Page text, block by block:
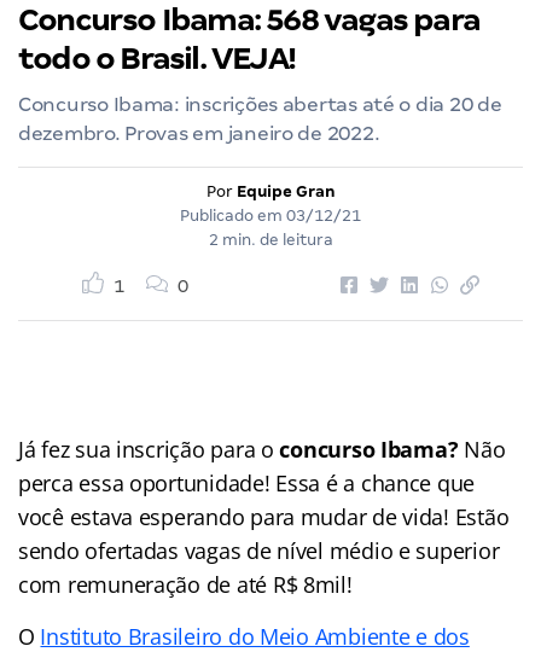
Concurso Ibama: 568 vagas para
todo o Brasil. VEJA!
Concurso Ibama: inscrições abertas até o dia 20 de
dezembro. Provas em janeiro de 2022.
Por Equipe Gran
Publicado em 03/12/21
2 min. de leitura
1 0
Já fez sua inscrição para oconcurso Ibama?Não
perca essa oportunidade! Essa é a chance que
você estava esperando para mudar de vida! Estão
sendo ofertadas vagas de nível médio e superior
com remuneração de até R$ 8mil!
O Instituto Brasileiro do Meio Ambiente e dos